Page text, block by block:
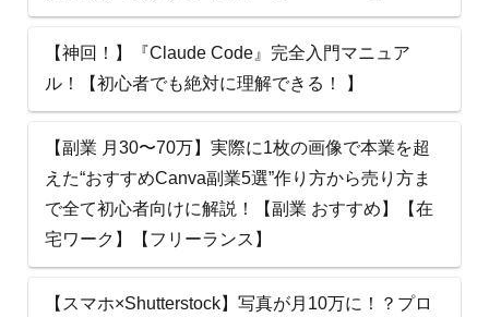
【神回！】『Claude Code』完全入門マニュア
ル！【初心者でも絶対に理解できる！ 】
【副業 月30〜70万】実際に1枚の画像で本業を超
えた“おすすめCanva副業5選”作り方から売り方ま
で全て初心者向けに解説！【副業 おすすめ】【在
宅ワーク】【フリーランス】
【スマホ×Shutterstock】写真が月10万に！？プロ